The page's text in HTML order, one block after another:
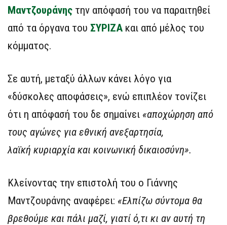
Μαντζουράνης την απόφασή του να παραιτηθεί
από τα όργανα του ΣΥΡΙΖΑ και από μέλος του
κόμματος.
Σε αυτή, μεταξύ άλλων κάνει λόγο για
«δύσκολες αποφάσεις», ενώ επιπλέον τονίζει
ότι η απόφασή του δε σημαίνει «αποχώρηση από
τους αγώνες για εθνική ανεξαρτησία,
λαϊκή κυριαρχία και κοινωνική δικαιοσύνη».
Κλείνοντας την επιστολή του ο Γιάννης
Μαντζουράνης αναφέρει: «Ελπίζω σύντομα θα
βρεθούμε και πάλι μαζί, γιατί ό,τι κι αν αυτή τη